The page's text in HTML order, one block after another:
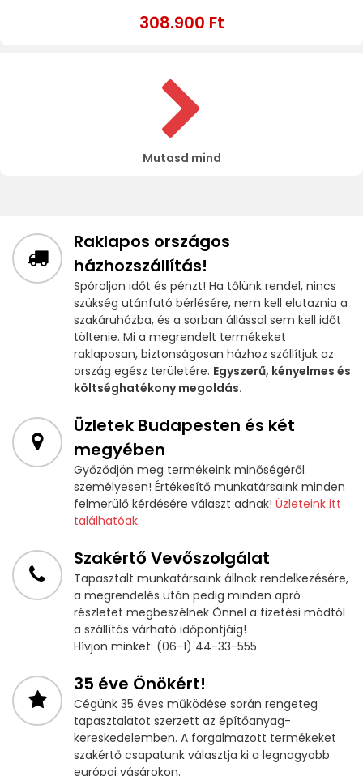
308.900 Ft
Mutasd mind
Raklapos országos
házhozszállítás!
Spóroljon időt és pénzt! Ha tőlünk rendel, nincs
szükség utánfutó bérlésére, nem kell elutaznia a
szakáruházba, és a sorban állással sem kell időt
töltenie. Mi a megrendelt termékeket
raklaposan, biztonságosan házhoz szállítjuk az
ország egész területére. Egyszerű, kényelmes és
költséghatékony megoldás.
Üzletek Budapesten és két
megyében
Győződjön meg termékeink minőségéről
személyesen! Értékesítő munkatársaink minden
felmerülő kérdésére választ adnak! Üzleteink itt
találhatóak.
Szakértő Vevőszolgálat
Tapasztalt munkatársaink állnak rendelkezésére,
a megrendelés után pedig minden apró
részletet megbeszélnek Önnel a fizetési módtól
a szállítás várható időpontjáig!
Hívjon minket: (06-1) 44-33-555
35 éve Önökért!
Cégünk 35 éves működése során rengeteg
tapasztalatot szerzett az építőanyag-
kereskedelemben. A forgalmazott termékeket
szakértő csapatunk választja ki a legnagyobb
európai vásárokon.